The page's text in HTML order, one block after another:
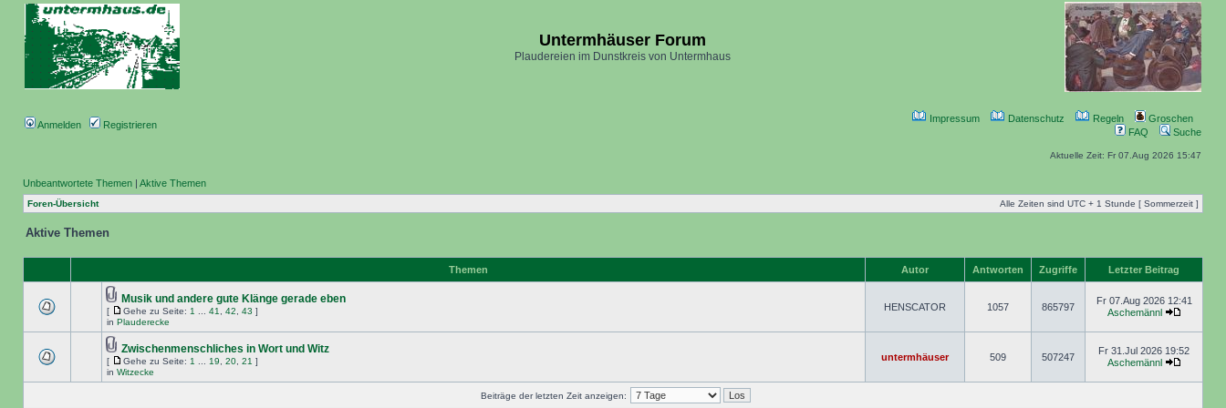
Untermhäuser Forum
Plaudereien im Dunstkreis von Untermhaus
Anmelden Registrieren
Impressum Datenschutz Regeln
Groschen
FAQ
Suche
Aktuelle Zeit: Fr 07.Aug 2026 15:47
Unbeantwortete Themen | Aktive Themen
Foren-Übersicht Alle Zeiten sind UTC + 1 Stunde [ Sommerzeit ]
Aktive Themen
Themen Autor Antworten Zugriffe Letzter Beitrag
Musik und andere gute Klänge gerade eben
[ Gehe zu Seite: 1 41 42 43 ]
in Plauderecke
HENSCATOR 1057 865797
Fr 07.Aug 2026 12:41
Aschemännl
Zwischenmenschliches in Wort und Witz
[ Gehe zu Seite: 1 19 20 21 ]
in Witzecke
untermhäuser 509 507247
Fr 31.Jul 2026 19:52
Aschemännl
Beiträge der letzten Zeit anzeigen: